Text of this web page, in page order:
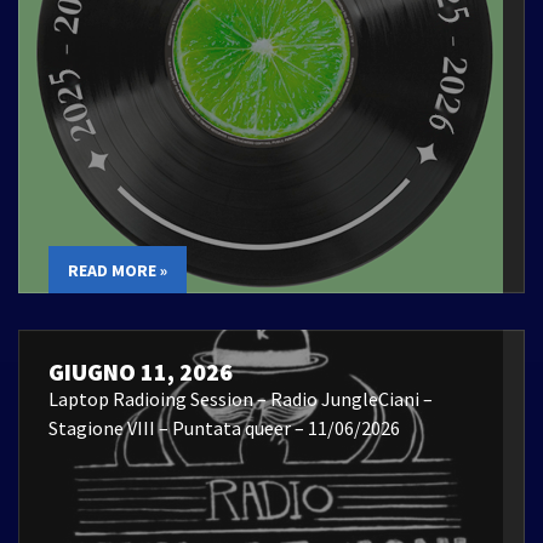
READ MORE »
GIUGNO 11, 2026
Laptop Radioing Session – Radio JungleCiani –
Stagione VIII – Puntata queer – 11/06/2026